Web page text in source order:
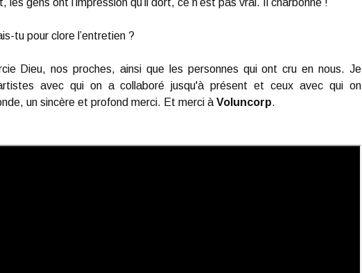
les gens ont l’impression qu’il dort, ce n’est pas vrai. Il charbonne !
tu pour clore l’entretien ?
Dieu, nos proches, ainsi que les personnes qui ont cru en nous. Je
avec qui on a collaboré jusqu'à présent et ceux avec qui on
un sincère et profond merci. Et merci à Voluncorp.